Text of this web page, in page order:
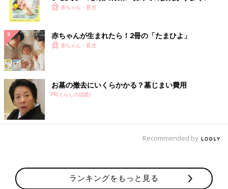
く！ おっぱい・ミルクの基本と夏のトラブル 解決テ
赤ちゃん・育児
赤ちゃんが生まれたら！2冊の「たまひよ」
赤ちゃん・育児
お墓の撤去にいくらかかる？墓じまい費用
PR(くらしの話題)
Recommended by
ランキングをもっと見る